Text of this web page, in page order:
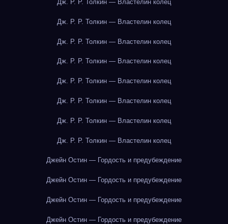
Дж. Р. Р. Толкин — Властелин колец
Дж. Р. Р. Толкин — Властелин колец
Дж. Р. Р. Толкин — Властелин колец
Дж. Р. Р. Толкин — Властелин колец
Дж. Р. Р. Толкин — Властелин колец
Дж. Р. Р. Толкин — Властелин колец
Дж. Р. Р. Толкин — Властелин колец
Дж. Р. Р. Толкин — Властелин колец
Джейн Остин — Гордость и предубеждение
Джейн Остин — Гордость и предубеждение
Джейн Остин — Гордость и предубеждение
Джейн Остин — Гордость и предубеждение